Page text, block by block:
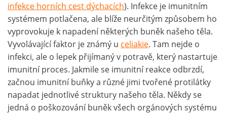
infekce horních cest dýchacích). Infekce je imunitním
systémem potlačena, ale blíže neurčitým způsobem ho
vyprovokuje k napadení některých buněk našeho těla.
Vyvolávající faktor je známý u celiakie. Tam nejde o
infekci, ale o lepek přijímaný v potravě, který nastartuje
imunitní proces. Jakmile se imunitní reakce odbrzdí,
začnou imunitní buňky a různé jimi tvořené protilátky
napadat jednotlivé struktury našeho těla. Někdy se
jedná o poškozování buněk všech orgánových systému